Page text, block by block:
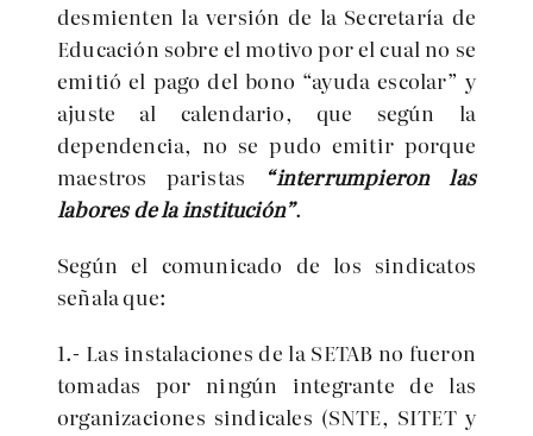
desmienten la versión de la Secretaría de
Educación sobre el motivo por el cual no se
emitió el pago del bono “ayuda escolar” y
ajuste al calendario, que según la
dependencia, no se pudo emitir porque
maestros paristas “interrumpieron las
labores de la institución”.
Según el comunicado de los sindicatos
señala que:
1.- Las instalaciones de la SETAB no fueron
tomadas por ningún integrante de las
organizaciones sindicales (SNTE, SITET y